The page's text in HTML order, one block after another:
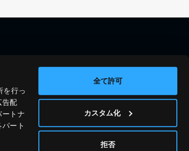
を行っ
告配
ートナ
ート
全て許可
カスタム化
拒否
ーパー
問い合わせ
運営会社
プライバシーポリシー
サイトポリシー
© JIG-SAW INC.